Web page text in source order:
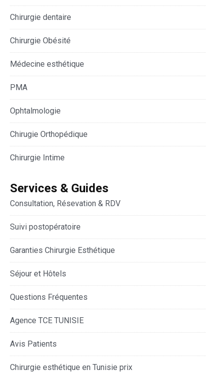
Chirurgie dentaire
Chirurgie Obésité
Médecine esthétique
PMA
Ophtalmologie
Chirugie Orthopédique
Chirurgie Intime
Services & Guides
Consultation, Résevation & RDV
Suivi postopératoire
Garanties Chirurgie Esthétique
Séjour et Hôtels
Questions Fréquentes
Agence TCE TUNISIE
Avis Patients
Chirurgie esthétique en Tunisie prix